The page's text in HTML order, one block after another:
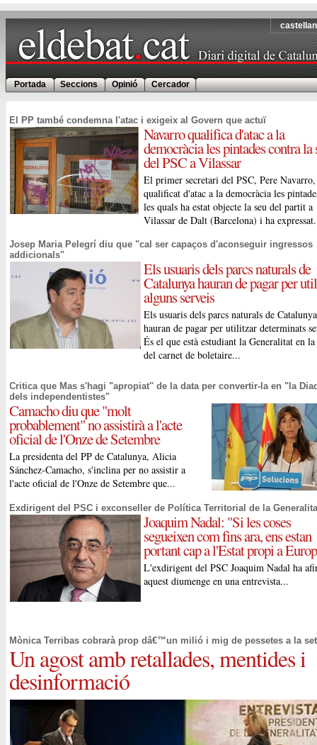
Portada Seccions Opinió Cercador
El PP també condemna l'atac i exigeix al Govern que actuï
Navarro qualifica d'atac a la
democràcia les pintades contra la
del PSC a Vilassar
El primer secretari del PSC, Pere
qualificat d'atac a la democràcia les
les quals ha estat objecte la seu del partit a
Vilassar de Dalt (Barcelona) i ha
Josep Maria Pelegrí diu que "cal ser capaços d'aconseguir ingressos
addicionals"
Els usuaris dels parcs naturals de
Catalunya hauran de pagar per
alguns serveis
Els usuaris dels parcs naturals de Catalunya
hauran de pagar per utilitzar determinats
És el que està estudiant la Generalitat en
del carnet de boletaire...
Critica que Mas s'hagi "apropiat" de la data per convertir-la en "la
dels independentistes"
Camacho diu que "molt
probablement" no assistirà a l'acte
oficial de l'Onze de Setembre
La presidenta del PP de Catalunya, Alicia
Sánchez-Camacho, s'inclina per no assistir a
l'acte oficial de l'Onze de Setembre que...
Exdirigent del PSC i exconseller de Política Territorial de la
Joaquim Nadal: "Si les coses
segueixen com fins ara, ens estan
portant cap a l'Estat propi a
L'exdirigent del PSC Joaquim Nadal ha
aquest diumenge en una entrevista...
Mònica Terribas cobrarà prop dâ€™un milió i mig de pessetes a la
Un agost amb retallades, mentides i
desinformació